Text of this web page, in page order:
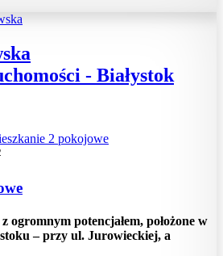
- Białystok
ogromnym potencjałem, położone w
– przy ul. Jurowieckiej, a